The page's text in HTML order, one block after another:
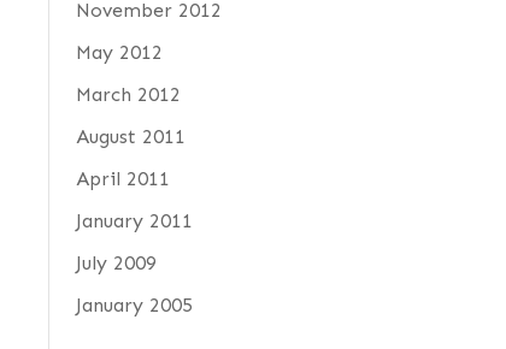
November 2012
May 2012
March 2012
August 2011
April 2011
January 2011
July 2009
January 2005